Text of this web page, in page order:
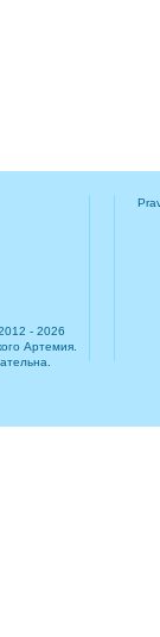
- 2026
Артемия.